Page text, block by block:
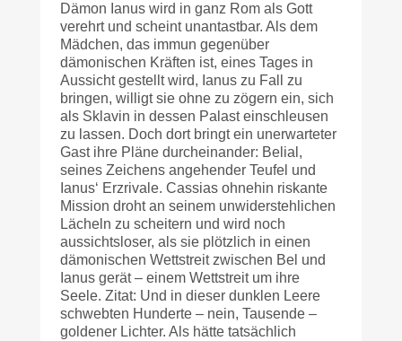
Dämon Ianus wird in ganz Rom als Gott
verehrt und scheint unantastbar. Als dem
Mädchen, das immun gegenüber
dämonischen Kräften ist, eines Tages in
Aussicht gestellt wird, Ianus zu Fall zu
bringen, willigt sie ohne zu zögern ein, sich
als Sklavin in dessen Palast einschleusen
zu lassen. Doch dort bringt ein unerwarteter
Gast ihre Pläne durcheinander: Belial,
seines Zeichens angehender Teufel und
Ianus‘ Erzrivale. Cassias ohnehin riskante
Mission droht an seinem unwiderstehlichen
Lächeln zu scheitern und wird noch
aussichtsloser, als sie plötzlich in einen
dämonischen Wettstreit zwischen Bel und
Ianus gerät – einem Wettstreit um ihre
Seele. Zitat: Und in dieser dunklen Leere
schwebten Hunderte – nein, Tausende –
goldener Lichter. Als hätte tatsächlich